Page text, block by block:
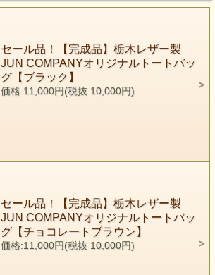
セール品！【完成品】栃木レザー製
JUN COMPANYオリジナルトートバッ
グ【ブラック】
価格:11,000円(税抜 10,000円)
セール品！【完成品】栃木レザー製
JUN COMPANYオリジナルトートバッ
グ【チョコレートブラウン】
価格:11,000円(税抜 10,000円)